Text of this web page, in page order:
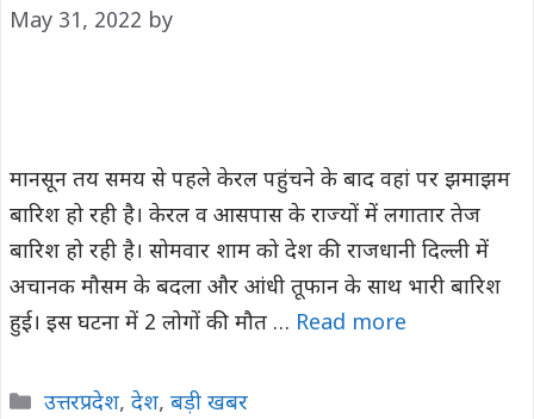
May 31, 2022 by
मानसून तय समय से पहले केरल पहुंचने के बाद वहां पर झमाझम
बारिश हो रही है। केरल व आसपास के राज्यों में लगातार तेज
बारिश हो रही है। सोमवार शाम को देश की राजधानी दिल्ली में
अचानक मौसम के बदला और आंधी तूफान के साथ भारी बारिश
हुई। इस घटना में 2 लोगों की मौत … Read more
Categories
उत्तरप्रदेश, देश, बड़ी खबर